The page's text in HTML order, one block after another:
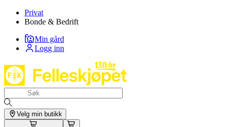
Privat
Bonde & Bedrift
Min gård
Logg inn
Velg min butikk